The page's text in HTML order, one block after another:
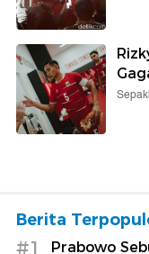
Berita
#1
Prabowo